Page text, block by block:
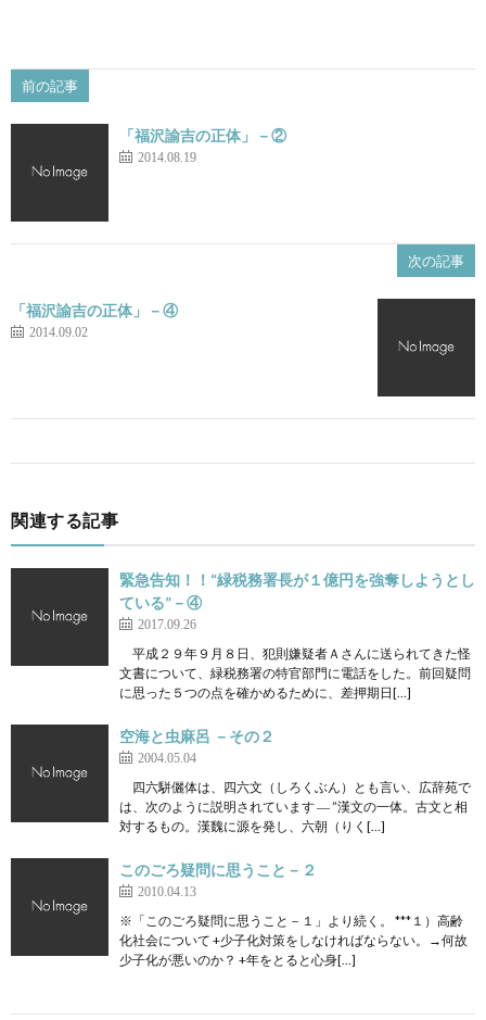
前の記事
「福沢諭吉の正体」－②
2014.08.19
次の記事
「福沢諭吉の正体」－④
2014.09.02
関連する記事
緊急告知！！“緑税務署長が１億円を強奪しようとし
ている”－④
2017.09.26
平成２９年９月８日、犯則嫌疑者Ａさんに送られてきた怪
文書について、緑税務署の特官部門に電話をした。前回疑問
に思った５つの点を確かめるために、差押期日[…]
空海と虫麻呂 －その２
2004.05.04
四六駢儷体は、四六文（しろくぶん）とも言い、広辞苑で
は、次のように説明されています ― ”漢文の一体。古文と相
対するもの。漢魏に源を発し、六朝（りく[…]
このごろ疑問に思うこと－２
2010.04.13
※「このごろ疑問に思うこと－１」より続く。 ***１）高齢
化社会について +少子化対策をしなければならない。→何故
少子化が悪いのか？ +年をとると心身[…]